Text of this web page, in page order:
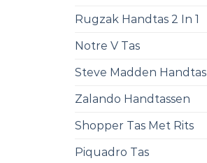
Rugzak Handtas 2 In 1
Notre V Tas
Steve Madden Handtas
Zalando Handtassen
Shopper Tas Met Rits
Piquadro Tas